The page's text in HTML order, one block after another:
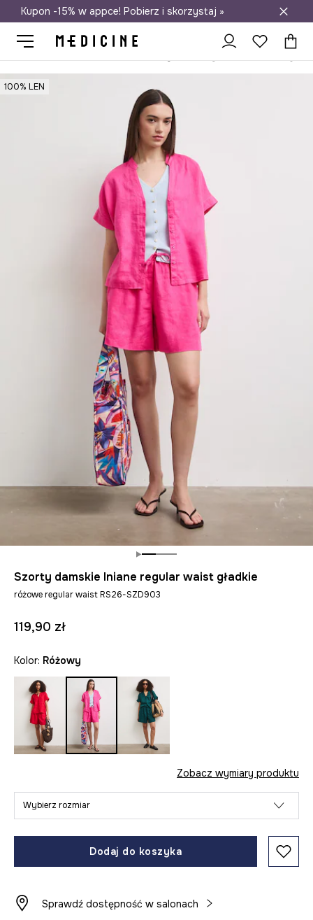
Darmowa dostawa do salonów
Kupon -15% w appce! Pobierz i skorzystaj »
100% LEN
Szorty damskie lniane regular waist gładkie
różowe regular waist RS26-SZD903
119,90 zł
Kolor: różowy
Zobacz wymiary produktu
Wybierz rozmiar
Dodaj do koszyka
Sprawdź dostępność w salonach